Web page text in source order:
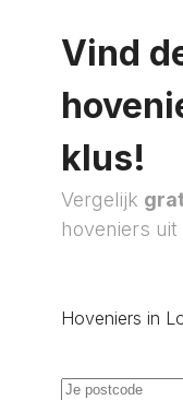
Vind
klus!
Vergelijk
hoveniers uit
Hoveniers in